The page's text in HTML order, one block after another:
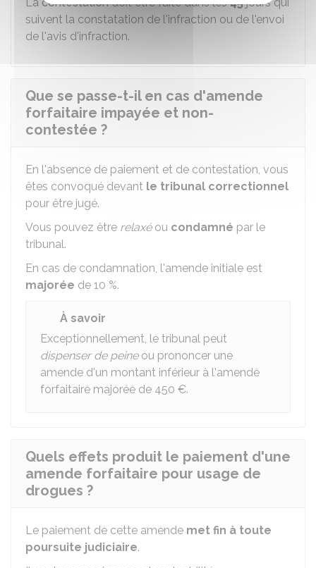
suivent la constatation de l'infraction ou de l'envoi
de l'avis d'infraction.
Que se passe-t-il en cas d'amende
forfaitaire impayée et non-
contestée ?
En l'absence de paiement et de contestation, vous
êtes convoqué devant le tribunal correctionnel
pour être jugé.
Vous pouvez être relaxéou condamné par le
tribunal.
En cas de condamnation, l'amende initiale est
majorée de 10 %.
À savoir
Exceptionnellement, le tribunal peut
dispenser de peineou prononcer une
amende d'un montant inférieur à l'amende
forfaitaire majorée de 450 €.
Quels effets produit le paiement d'une
amende forfaitaire pour usage de
drogues ?
Le paiement de cette amende met fin à toute
poursuite judiciaire.